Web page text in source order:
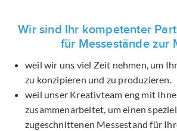
Wir sind Ihr kompetenter
für Messestände zur
weil wir uns viel Zeit nehmen, um
zu konzipieren und zu produzieren.
weil unser Kreativteam eng mit
zusammenarbeitet, um einen
zugeschnittenen Messestand für